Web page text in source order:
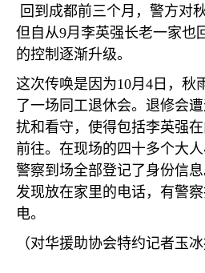
回到成都前三个月，警方对
但自从9月李英强长老一家也
的控制逐渐升级。
这次传唤是因为10月 4 日，秋
了一场同工退休会。退修会
扰和看守，使得包括李英强
前往。在现场的四十多个大人
警察到场全部登记了身份信息
发现放在家里的电话，有警
电。
（对华援助协会特约记者玉冰